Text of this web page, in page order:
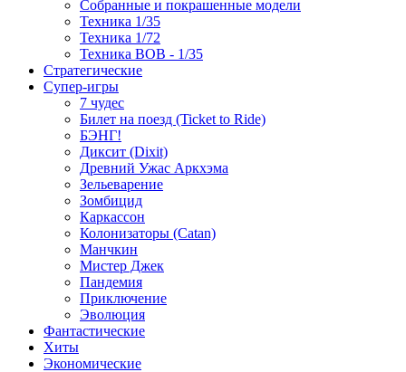
Собранные и покрашенные модели
Техника 1/35
Техника 1/72
Техника ВОВ - 1/35
Стратегические
Супер-игры
7 чудес
Билет на поезд (Ticket to Ride)
БЭНГ!
Диксит (Dixit)
Древний Ужас Аркхэма
Зельеварение
Зомбицид
Каркассон
Колонизаторы (Catan)
Манчкин
Мистер Джек
Пандемия
Приключение
Эволюция
Фантастические
Хиты
Экономические